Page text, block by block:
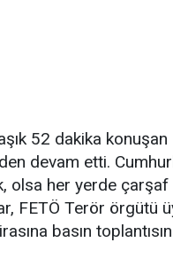
52 dakika
devam etti.
olsa her yerde
FETÖ Terör örgütü
basın